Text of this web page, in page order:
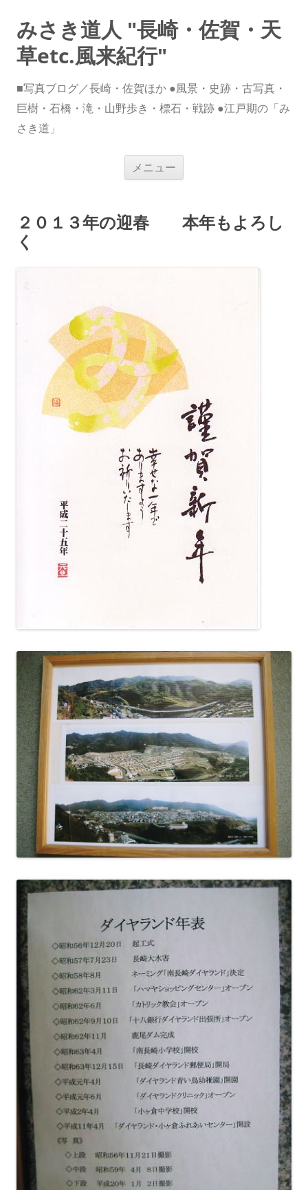
みさき道人 "長崎・佐賀・天
草etc.風来紀行"
■写真ブログ／長崎・佐賀ほか ●風景・史跡・古写真・
巨樹・石橋・滝・山野歩き・標石・戦跡 ●江戸期の「み
さき道」
メニュー
ス
キ
２０１３年の迎春 本年もよろし
く